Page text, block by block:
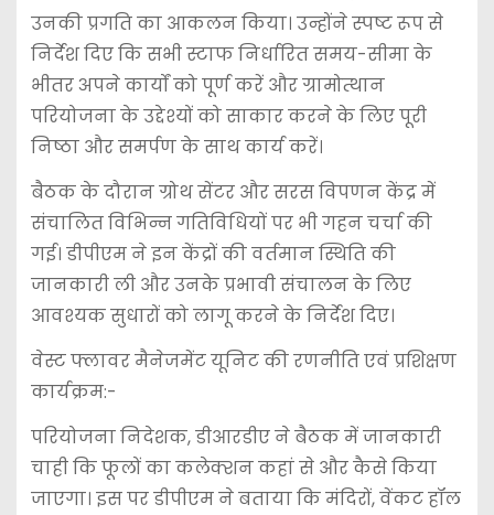
उनकी प्रगति का आकलन किया। उन्होंने स्पष्ट रूप से
निर्देश दिए कि सभी स्टाफ निर्धारित समय-सीमा के
भीतर अपने कार्यों को पूर्ण करें और ग्रामोत्थान
परियोजना के उद्देश्यों को साकार करने के लिए पूरी
निष्ठा और समर्पण के साथ कार्य करें।
बैठक के दौरान ग्रोथ सेंटर और सरस विपणन केंद्र में
संचालित विभिन्न गतिविधियों पर भी गहन चर्चा की
गई। डीपीएम ने इन केंद्रों की वर्तमान स्थिति की
जानकारी ली और उनके प्रभावी संचालन के लिए
आवश्यक सुधारों को लागू करने के निर्देश दिए।
वेस्ट फ्लावर मैनेजमेंट यूनिट की रणनीति एवं प्रशिक्षण
कार्यक्रम:-
परियोजना निदेशक, डीआरडीए ने बैठक में जानकारी
चाही कि फूलों का कलेक्शन कहां से और कैसे किया
जाएगा। इस पर डीपीएम ने बताया कि मंदिरों, वेंकट हॉल